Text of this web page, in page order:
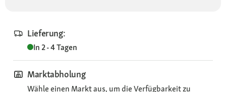
Lieferung:
In 2 - 4 Tagen
Marktabholung
Wähle einen Markt aus, um die Verfügbarkeit zu